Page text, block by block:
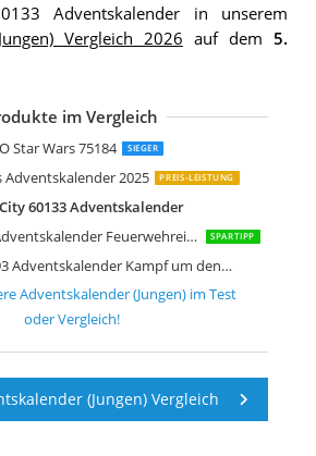
Adventskalender in unserem
Vergleich 2026 auf dem 5.
im Vergleich
Star Wars 75184 SIEGER
Adventskalender 2025 PREIS-LEISTUNG
City 60133 Adventskalender
PLAYMOBIL 9486 Adventskalender Feuerwehreinsatz auf der Baustelle
SPARTIPP
Playmobil 5493 Adventskalender Kampf um den Drachenschatz
Clementoni Ehrlich Brothers
Schleich 97702 Adventskalender Wild
Schleich 97152 Adventskalender
Adventskalender (Jungen) im Test
oder Vergleich!
(Jungen) Vergleich